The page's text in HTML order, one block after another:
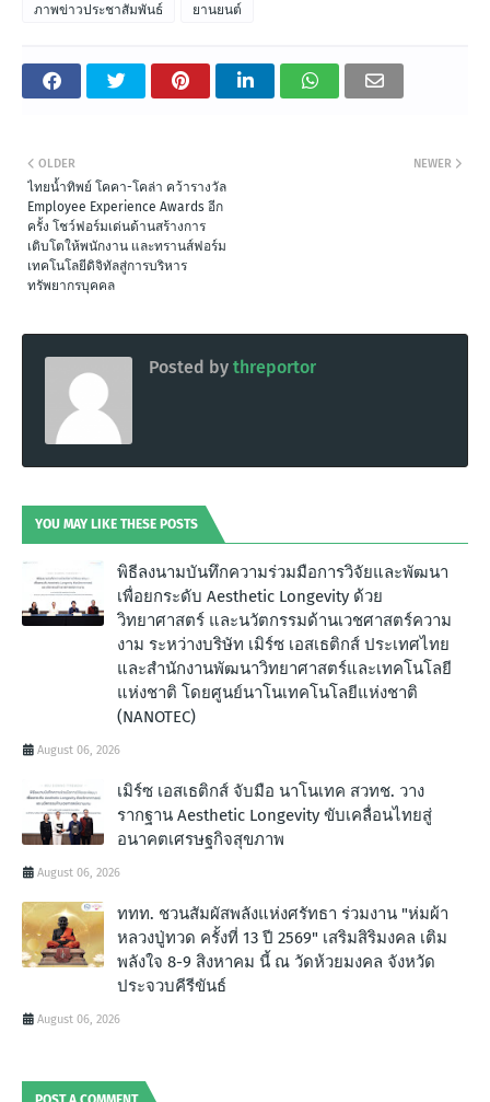
ภาพข่าวประชาสัมพันธ์ ยานยนต์
NEWER
OLDER
ไทยน้ำทิพย์ โคคา-โคล่า คว้ารางวัล
Employee Experience Awards อีก
ครั้ง โชว์ฟอร์มเด่นด้านสร้างการ
เติบโตให้พนักงาน และทรานส์ฟอร์ม
เทคโนโลยีดิจิทัลสู่การบริหาร
ทรัพยากรบุคคล
Posted by threportor
YOU MAY LIKE THESE POSTS
พิธีลงนามบันทึกความร่วมมือการวิจัยและพัฒนา
เพื่อยกระดับ Aesthetic Longevity ด้วย
วิทยาศาสตร์ และนวัตกรรมด้านเวชศาสตร์ความ
งาม ระหว่างบริษัท เมิร์ซ เอสเธติกส์ ประเทศไทย
และสำนักงานพัฒนาวิทยาศาสตร์และเทคโนโลยี
แห่งชาติ โดยศูนย์นาโนเทคโนโลยีแห่งชาติ
(NANOTEC)
August 06, 2026
เมิร์ซ เอสเธติกส์ จับมือ นาโนเทค สวทช. วาง
รากฐาน Aesthetic Longevity ขับเคลื่อนไทยสู่
อนาคตเศรษฐกิจสุขภาพ
August 06, 2026
ททท. ชวนสัมผัสพลังแห่งศรัทธา ร่วมงาน "ห่มผ้า
หลวงปู่ทวด ครั้งที่ 13 ปี 2569" เสริมสิริมงคล เติม
พลังใจ 8-9 สิงหาคม นี้ ณ วัดห้วยมงคล จังหวัด
ประจวบคีรีขันธ์
August 06, 2026